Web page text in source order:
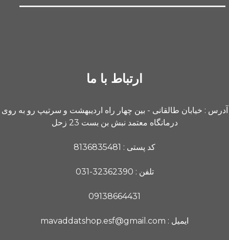
ارتباط با ما
آدرس : خیابان طالقانی - بین چهار راه اردیبهشت و سرتیپ رو به روی
درمانگاه معتمد نبش بن بست 23 زحل
کد پستی : 8136835481
تلفن : 32362390-031
09138664431
ایمیل : mavaddatshop.esf@gmail.com